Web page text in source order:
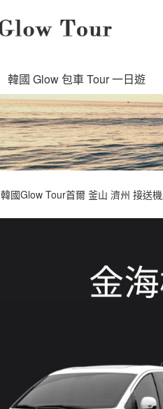
韓國 Glow 包車 Tour 一日遊
韓國Glow Tour首爾 釜山 濟州 接送